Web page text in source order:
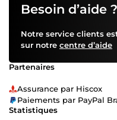
Besoin d’aide ?
Notre service clients
sur notre centre d’aide
Partenaires
Assurance par Hiscox
Paiements par PayPal
Statistiques